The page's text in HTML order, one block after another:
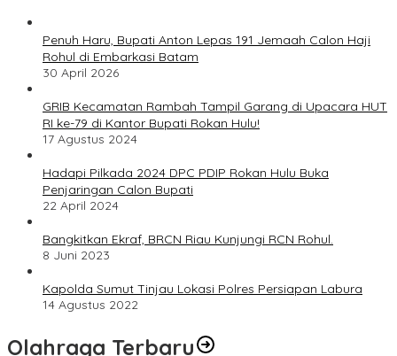
Penuh Haru, Bupati Anton Lepas 191 Jemaah Calon Haji
Rohul di Embarkasi Batam
30 April 2026
GRIB Kecamatan Rambah Tampil Garang di Upacara HUT
RI ke-79 di Kantor Bupati Rokan Hulu!
17 Agustus 2024
Hadapi Pilkada 2024 DPC PDIP Rokan Hulu Buka
Penjaringan Calon Bupati
22 April 2024
Bangkitkan Ekraf, BRCN Riau Kunjungi RCN Rohul.
8 Juni 2023
Kapolda Sumut Tinjau Lokasi Polres Persiapan Labura
14 Agustus 2022
Olahraga Terbaru